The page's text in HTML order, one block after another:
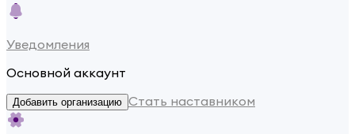
Уведомления
Основной аккаунт
Добавить организацию Стать наставником